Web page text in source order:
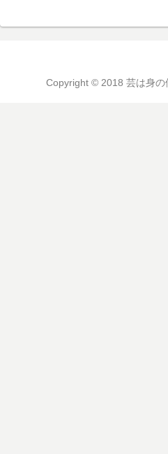
Copyright © 2018 芸は身の